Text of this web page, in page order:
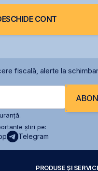
CONT
fiscală, alerte la
știri pe:
Telegram
PRODUSE ȘI